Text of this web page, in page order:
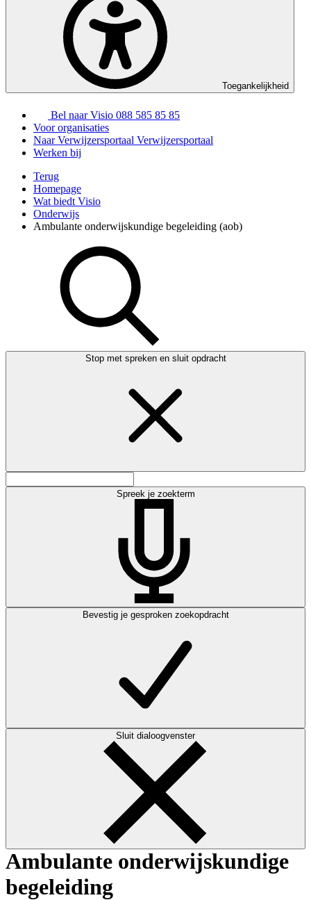
Toegankelijkheid
Bel naar Visio 088 585 85 85
Voor organisaties
Naar Verwijzersportaal Verwijzersportaal
Werken bij
Terug
Homepage
Wat biedt Visio
Onderwijs
Ambulante onderwijskundige begeleiding (aob)
Stop met spreken en sluit opdracht
Spreek je zoekterm
Bevestig je gesproken zoekopdracht
Sluit dialoogvenster
Ambulante onderwijskundige
begeleiding